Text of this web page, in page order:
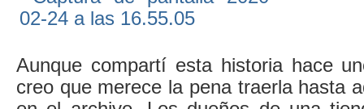
Aunque compartí esta historia hace
creo que merece la pena traerla hasta